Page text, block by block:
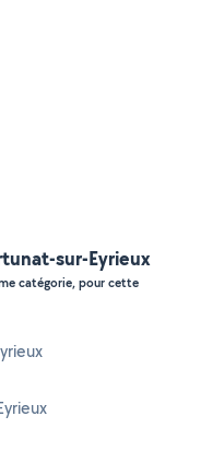
sur-Eyrieux
catégorie, pour cette